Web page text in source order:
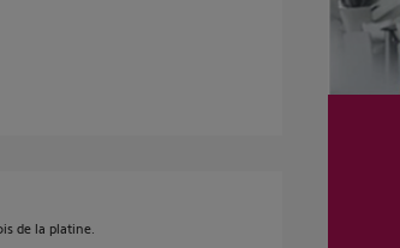
de la platine.